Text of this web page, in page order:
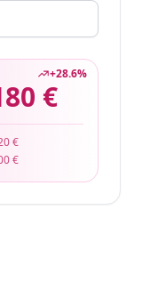
+28.6%
€
€
€